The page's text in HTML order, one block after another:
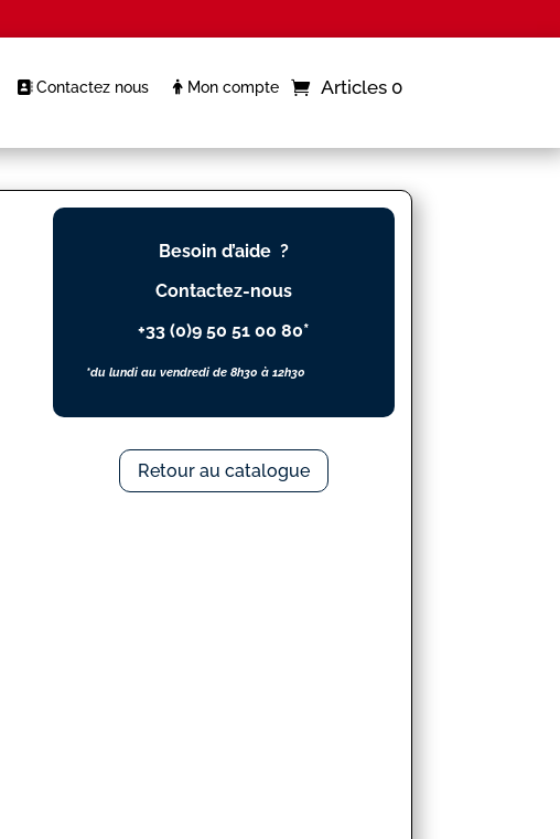
Contactez nous Mon compte Articles 0
Besoin d’aide ?
Contactez-nous
+33 (0)9 50 51 00 80*
*du lundi au vendredi de 8h30 à 12h30
Retour au catalogue